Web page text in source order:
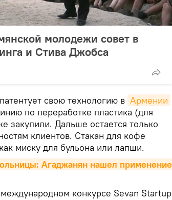
молодежи совет в
и Стива Джобса
свою технологию в Армении
по переработке пластика (для
закупили. Дальше остается только
клиентов. Стакан для кофе
миску для бульона или лапши.
Агаджанян нашел применение
конкурсе Sevan Startup